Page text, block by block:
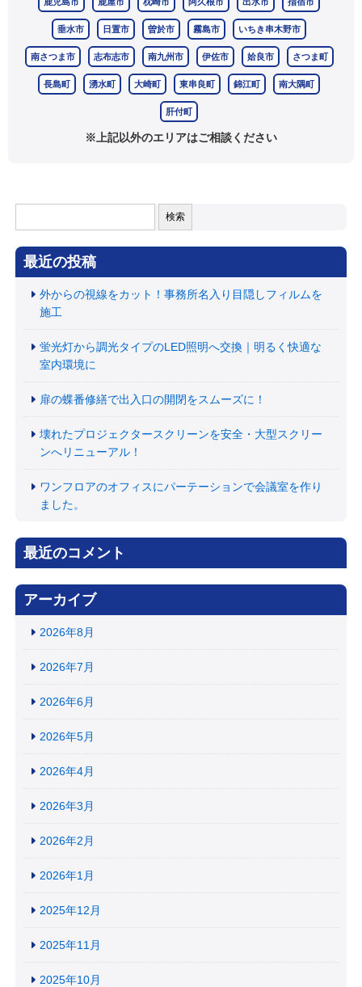
垂水市 日置市 曽於市 霧島市 いちき串木野市
南さつま市 志布志市 南九州市 伊佐市 姶良市 さつま町
長島町 湧水町 大崎町 東串良町 錦江町 南大隅町
肝付町
※上記以外のエリアはご相談ください
索:
最近の投稿
外からの視線をカット！事務所名入り目隠しフィルムを
施工
蛍光灯から調光タイプのLED照明へ交換｜明るく快適な
室内環境に
扉の蝶番修繕で出入口の開閉をスムーズに！
壊れたプロジェクタースクリーンを安全・大型スクリー
ンへリニューアル！
ワンフロアのオフィスにパーテーションで会議室を作り
ました。
最近のコメント
アーカイブ
2026年8月
2026年7月
2026年6月
2026年5月
2026年4月
2026年3月
2026年2月
2026年1月
2025年12月
2025年11月
2025年10月